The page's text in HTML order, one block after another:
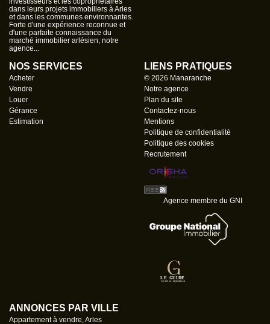
dans leurs projets immobiliers à Arles
et dans les communes environnantes.
Forte d'une expérience reconnue et
d'une parfaite connaissance du
marché immobilier arlésien, notre
agence...
NOS SERVICES
Acheter
Vendre
Louer
Gérance
Estimation
LIENS PRATIQUES
© 2026 Manaranche
Notre agence
Plan du site
Contactez-nous
Mentions
Politique de confidentialité
Politique des cookies
Recrutement
Agence membre du GNI
ANNONCES PAR VILLE
Appartement à vendre, Arles